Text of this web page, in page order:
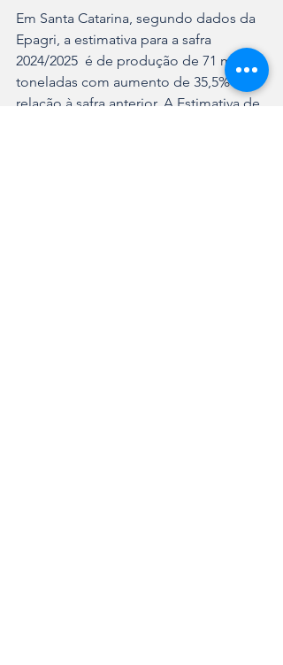
Em Santa Catarina, segundo dados da
Epagri, a estimativa para a safra
2024/2025  é de produção de 71 mil
toneladas com aumento de 35,5% em
relação à safra anterior. A Estimativa de